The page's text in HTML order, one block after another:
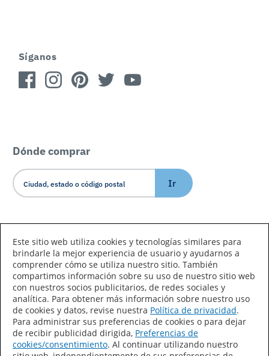
Síganos
Dónde comprar
Ir
Declaración de accesibilidad
Mapa del sitio
Términos de uso
Privacidad
Este sitio web utiliza cookies y tecnologías similares para
brindarle la mejor experiencia de usuario y ayudarnos a
comprender cómo se utiliza nuestro sitio. También
compartimos información sobre su uso de nuestro sitio web
con nuestros socios publicitarios, de redes sociales y
analítica. Para obtener más información sobre nuestro uso
de cookies y datos, revise nuestra Política de privacidad.
Para administrar sus preferencias de cookies o para dejar
de recibir publicidad dirigida, Preferencias de
cookies/consentimiento. Al continuar utilizando nuestro